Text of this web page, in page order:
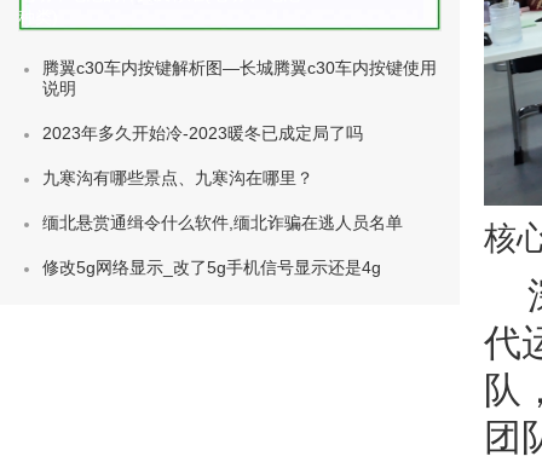
核
代
队
团
种类)
腾翼c30车内按键解析图—长城腾翼c30车内按键使用
说明
2023年多久开始冷-2023暖冬已成定局了吗
九寒沟有哪些景点、九寒沟在哪里？
缅北悬赏通缉令什么软件,缅北诈骗在逃人员名单
修改5g网络显示_改了5g手机信号显示还是4g